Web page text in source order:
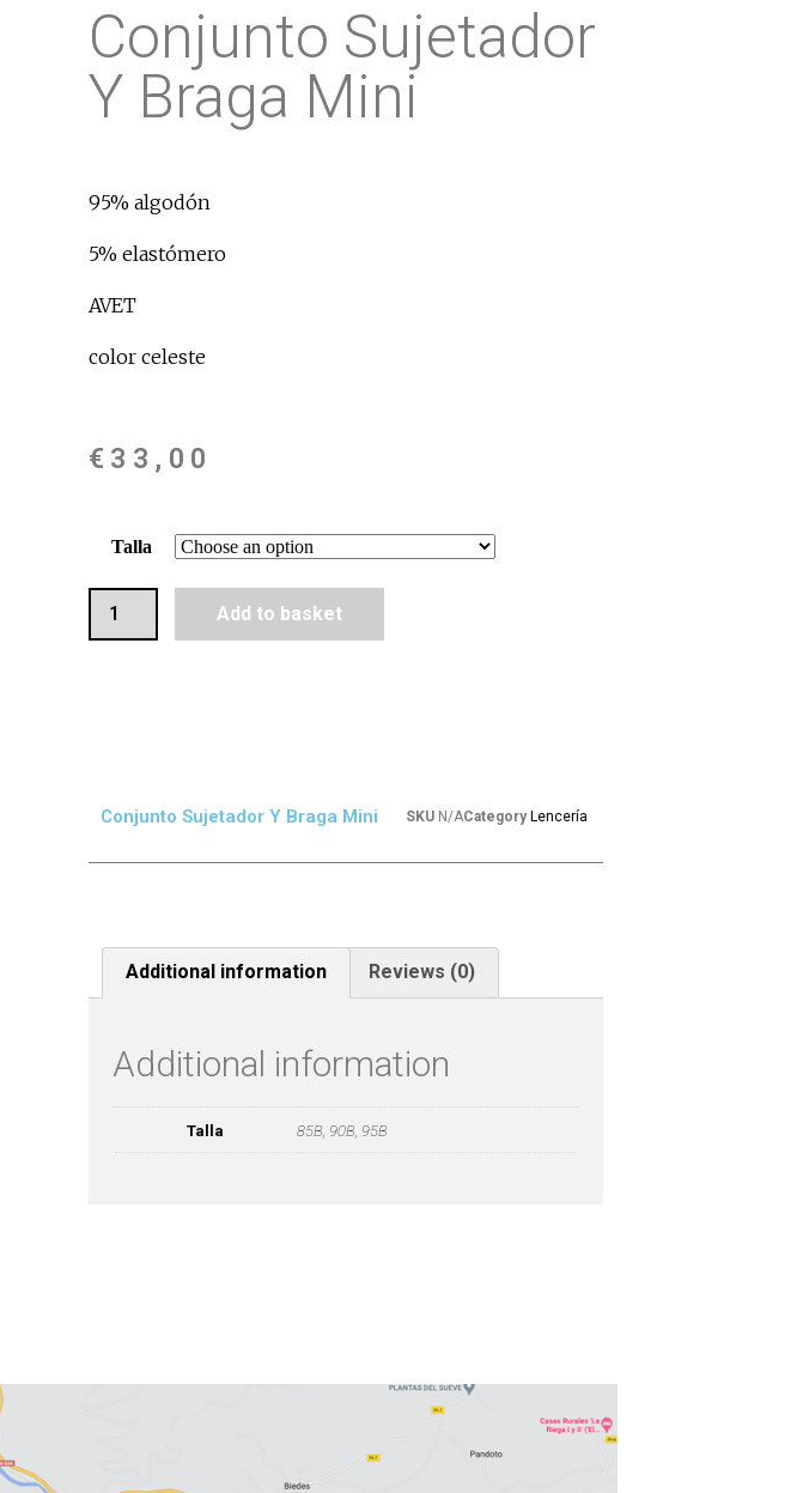
Conjunto Sujetador
Y Braga Mini
95% algodón
5% elastómero
AVET
color celeste
€ 33,00
Talla
Add to basket
Conjunto Sujetador Y Braga Mini SKU N/ACategory Lencería
Additional information Reviews (0)
Additional information
Talla 85B, 90B, 95B